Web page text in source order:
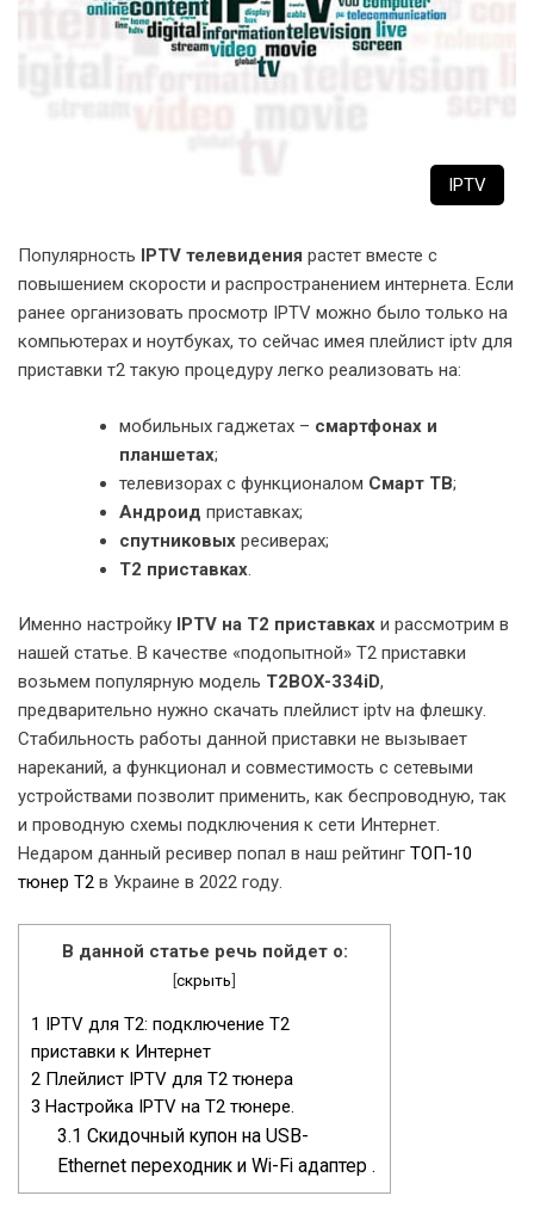
IPTV
Популярность IPTV телевидения растет вместе с
повышением скорости и распространением интернета. Если
ранее организовать просмотр IPTV можно было только на
компьютерах и ноутбуках, то сейчас имея плейлист iptv для
приставки т2 такую процедуру легко реализовать на:
мобильных гаджетах – смартфонах и
планшетах;
телевизорах с функционалом Смарт ТВ;
Андроид приставках;
спутниковых ресиверах;
Т2 приставках
Именно настройку IPTV на Т2 приставках и рассмотрим в
нашей статье. В качестве «подопытной» Т2 приставки
возьмем популярную модель T2BOX-334iD,
предварительно нужно скачать плейлист iptv на флешку.
Стабильность работы данной приставки не вызывает
нареканий, а функционал и совместимость с сетевыми
устройствами позволит применить, как беспроводную, так
и проводную схемы подключения к сети Интернет.
Недаром данный ресивер попал в наш рейтинг ТОП-10
тюнер Т2 в Украине в 2022 году.
В данной статье речь пойдет о:
[скрыть]
1 IPTV для Т2: подключение Т2
приставки к Интернет
2 Плейлист IPTV для Т2 тюнера
3 Настройка IPTV на Т2 тюнере.
3.1 Скидочный купон на USB-
Ethernet переходник и Wi-Fi адаптер .